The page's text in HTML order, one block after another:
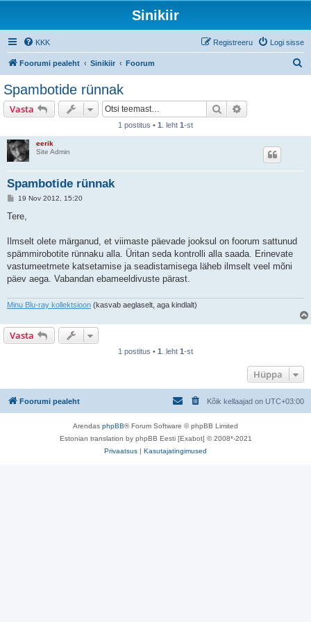
Sinikiir
KKK Logi sisse
Registreeru
Foorumi pealeht Sinikiir Foorum
Spambotide rünnak
Vasta Otsi
1 postitus • 1 . leht 1-st
eerik
Site Admin
Spambotide rünnak
P
s
t
s
19 Nov 2012, 15:20
Tere,
Ilmselt olete märganud, et viimaste päevade jooksul on foorum sattunud
spämmirobotite rünnaku alla. Üritan seda kontrolli alla saada. Erinevate
vastumeetmete katsetamise ja seadistamisega läheb ilmselt veel mõni
päev aega. Vabandan ebameeldivuste pärast.
Minu Blu-ray kollektsioon (kasvab aeglaselt, aga kindlalt)
Vasta
1 postitus • 1 . leht 1-st
Hüppa
Foorumi pealeht Kõik kellaajad on UTC+03:00
Arendas phpBB® Forum Software © phpBB Limited
Estonian translation by phpBB Eesti [Exabot] © 2008*-2021
Privaatsus | Kasutajatingimused